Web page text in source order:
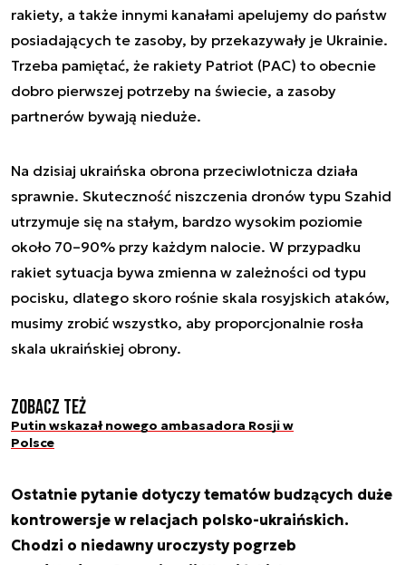
rakiety, a także innymi kanałami apelujemy do państw
posiadających te zasoby, by przekazywały je Ukrainie.
Trzeba pamiętać, że rakiety Patriot (PAC) to obecnie
dobro pierwszej potrzeby na świecie, a zasoby
partnerów bywają nieduże.
Na dzisiaj ukraińska obrona przeciwlotnicza działa
sprawnie. Skuteczność niszczenia dronów typu Szahid
utrzymuje się na stałym, bardzo wysokim poziomie
około 70–90% przy każdym nalocie. W przypadku
rakiet sytuacja bywa zmienna w zależności od typu
pocisku, dlatego skoro rośnie skala rosyjskich ataków,
musimy zrobić wszystko, aby proporcjonalnie rosła
skala ukraińskiej obrony.
Zobacz też
Putin wskazał nowego ambasadora Rosji w
Polsce
Ostatnie pytanie dotyczy tematów budzących duże
kontrowersje w relacjach polsko-ukraińskich.
Chodzi o niedawny uroczysty pogrzeb